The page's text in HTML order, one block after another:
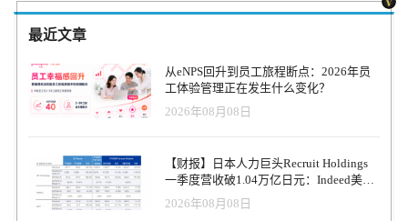
最近文章
从eNPS回升到员工旅程断点：2026年员
工体验管理正在发生什么变化？
2026年08月08日
【财报】日本人力巨头Recruit Holdings
一季度营收破1.04万亿日元：Indeed美国
收入逆势增长30%，AI招聘推动利润率升
至47.4%
2026年08月08日